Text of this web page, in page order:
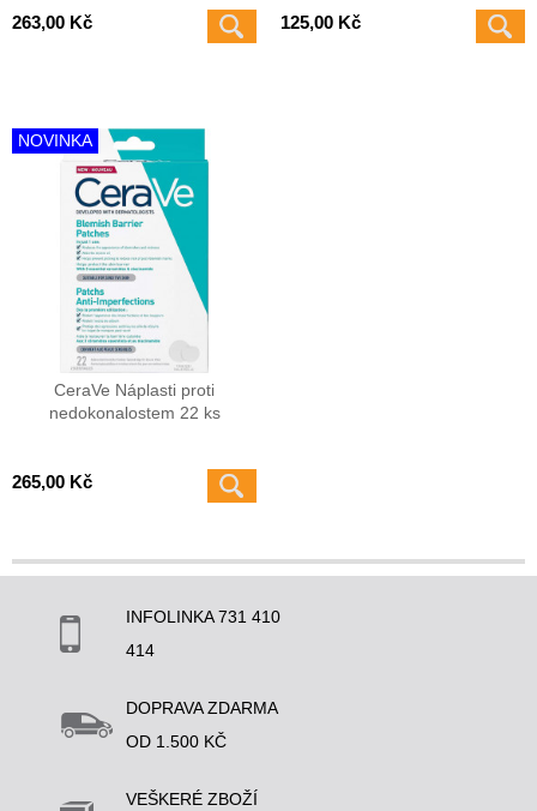
263,00 Kč 125,00 Kč
NOVINKA
CeraVe Náplasti proti
nedokonalostem 22 ks
265,00 Kč
INFOLINKA 731 410
414
DOPRAVA ZDARMA
OD 1.500 KČ
VEŠKERÉ ZBOŽÍ